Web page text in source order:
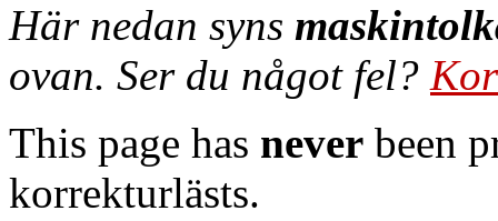
Här nedan syns
ovan. Ser du något fel?
This page has never been
korrekturlästs.